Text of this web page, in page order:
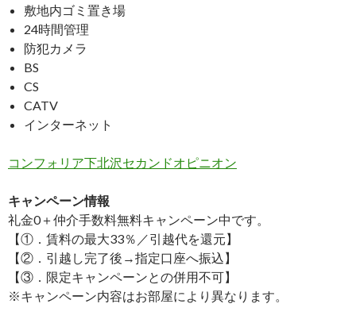
敷地内ゴミ置き場
24時間管理
防犯カメラ
BS
CS
CATV
インターネット
コンフォリア下北沢セカンドオピニオン
キャンペーン情報
礼金0＋仲介手数料無料キャンペーン中です。
【①．賃料の最大33％／引越代を還元】
【②．引越し完了後→指定口座へ振込】
【③．限定キャンペーンとの併用不可】
※キャンペーン内容はお部屋により異なります。